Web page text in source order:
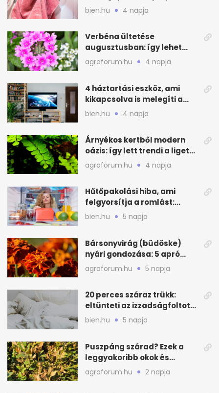
lesz a törölköző
bien.hu 4 napja
Verbéna ültetése
augusztusban: így lehet
még idén virágos a kert
agroforum.hu 4 napja
4 háztartási eszköz, ami
kikapcsolva is melegíti a
lakást
bien.hu 4 napja
Árnyékos kertből modern
oázis: így lett trendi a ligetes
zöld
agroforum.hu 4 napja
Hűtőpakolási hiba, ami
felgyorsítja a romlást:
zónákra figyelj
bien.hu 5 napja
Bársonyvirág (büdöske)
nyári gondozása: 5 apró
lépés a dús virágzásért
agroforum.hu 5 napja
20 perces száraz trükk:
eltünteti az izzadságfoltot
és a szagot a matracról
bien.hu 5 napja
Puszpáng szárad? Ezek a
leggyakoribb okok és
teendők
agroforum.hu 2 napja